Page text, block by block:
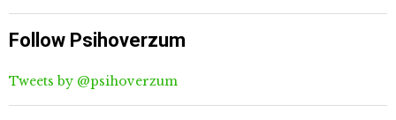
Follow Psihoverzum
Tweets by @psihoverzum